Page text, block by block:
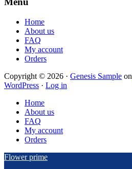
Home
About us
FAQ
My account
Orders
Copyright © 2026 · Genesis Sample on
WordPress · Log in
Home
About us
FAQ
My account
Orders
Flower prime